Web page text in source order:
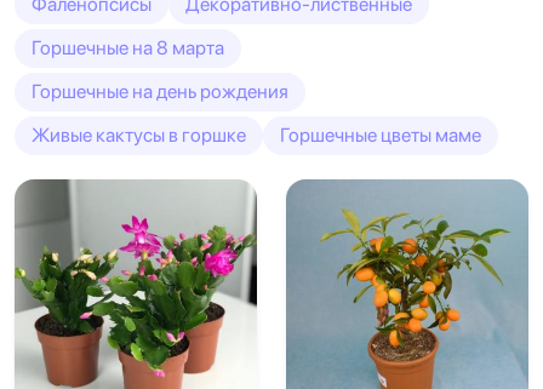
Горшечные на 8 марта
Горшечные на день рождения
Живые кактусы в горшке
Горшечные цветы маме